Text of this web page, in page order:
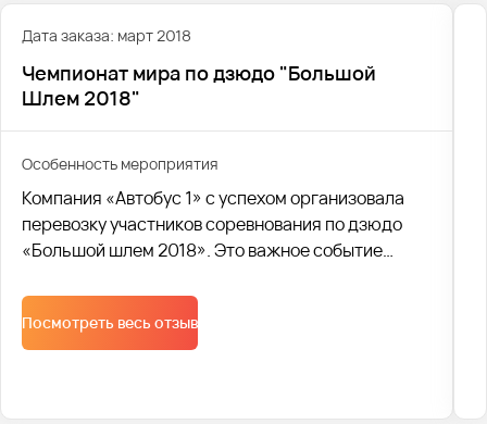
Дата заказа: март 2018
Чемпионат мира по дзюдо "Большой
Шлем 2018"
Особенность мероприятия
Компания «Автобус 1» с успехом организовала
перевозку участников соревнования по дзюдо
«Большой шлем 2018». Это важное событие
и наша команда обеспечила им комфортный и
безопасный трансфер.
Посмотреть весь отзыв